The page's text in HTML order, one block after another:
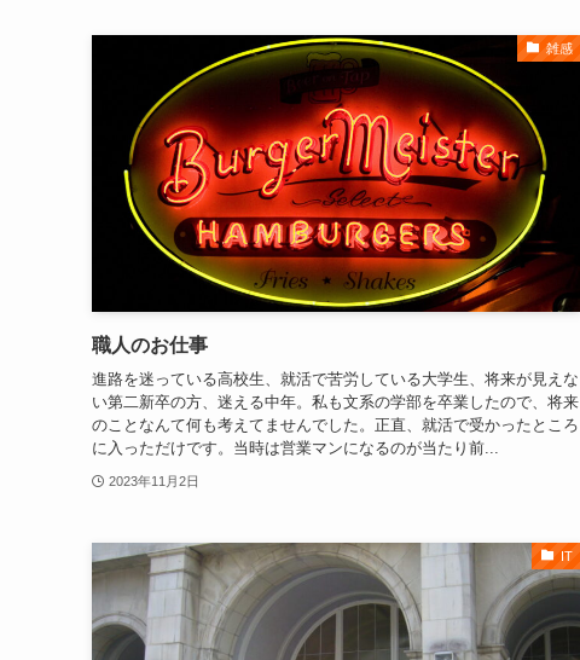
雑感
職人のお仕事
進路を迷っている高校生、就活で苦労している大学生、将来が見えな
い第二新卒の方、迷える中年。私も文系の学部を卒業したので、将来
のことなんて何も考えてませんでした。正直、就活で受かったところ
に入っただけです。当時は営業マンになるのが当たり前...
2023年11月2日
IT